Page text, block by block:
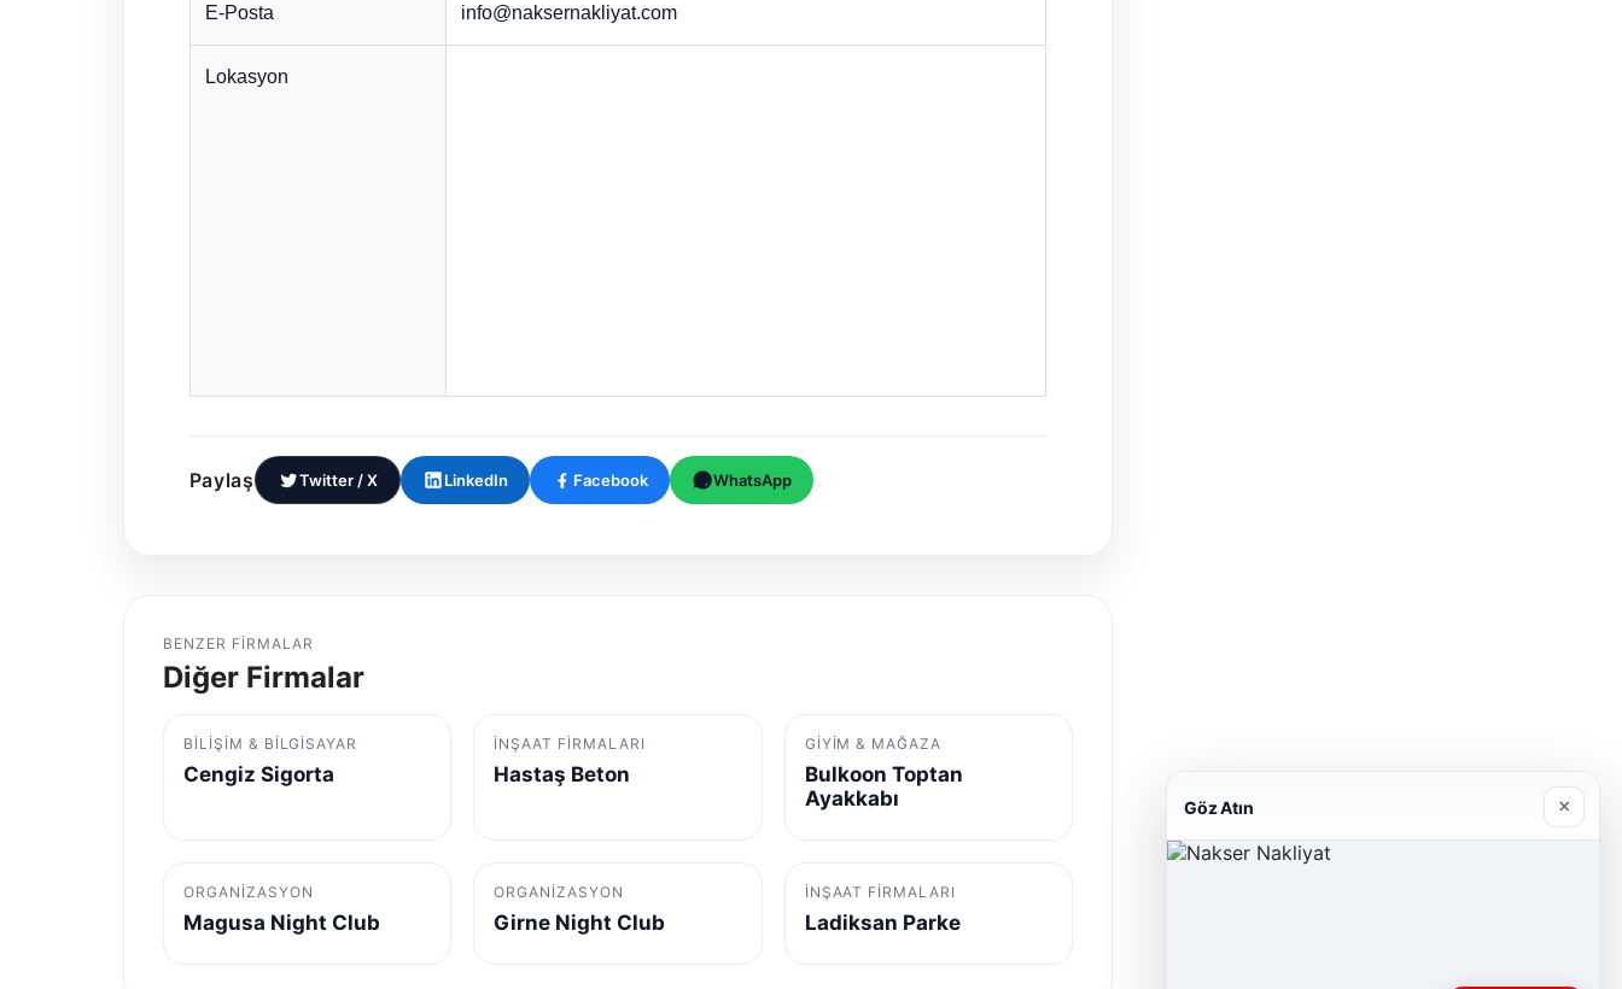
E-Posta info@naksernakliyat.com
Lokasyon
Paylaş Twitter / X LinkedIn Facebook WhatsApp
BENZER FIRMALAR
Diğer Firmalar
BILIŞIM & BILGISAYAR
Cengiz Sigorta
İNŞAAT FIRMALARI
Hastaş Beton
GIYIM & MAĞAZA
Bulkoon Toptan
Ayakkabı
ORGANIZASYON
Magusa Night Club
ORGANIZASYON
Girne Night Club
İNŞAAT FIRMALARI
Ladiksan Parke
Göz Atın ×